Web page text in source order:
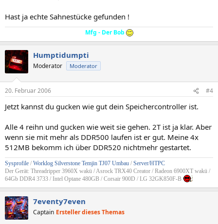
Hast ja echte Sahnestücke gefunden !
Mfg - Der Bob
Humptidumpti
Moderator Moderator
20. Februar 2006 #4
Jetzt kannst du gucken wie gut dein Speichercontroller ist.
Alle 4 reihn und gucken wie weit sie gehen. 2T ist ja klar. Aber
wenn sie mit mehr als DDR500 laufen ist er gut. Meine 4x
512MB bekomm ich über DDR520 nichtmehr gestartet.
Sysprofile / Worklog Silverstone Temjin TJ07 Umbau / Server/HTPC
Der Gerät: Threadripper 3960X wakü / Asrock TRX40 Creator / Radeon 6900XT wakü /
64Gb DDR4 3733 / Intel Optane 480GB / Corsair 900D / LG 32GK850F-B
7eventy7even
Captain Ersteller dieses Themas